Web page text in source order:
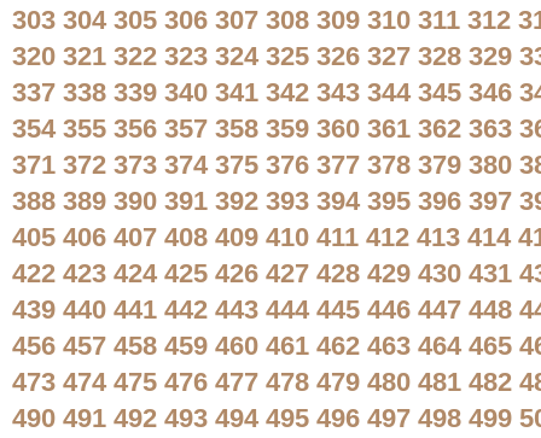
303 304 305 306 307 308 309 310 311 312
320 321 322 323 324 325 326 327 328 329
337 338 339 340 341 342 343 344 345 346
354 355 356 357 358 359 360 361 362 363
371 372 373 374 375 376 377 378 379 380
388 389 390 391 392 393 394 395 396 397
405 406 407 408 409 410 411 412 413 414
422 423 424 425 426 427 428 429 430 431
439 440 441 442 443 444 445 446 447 448
456 457 458 459 460 461 462 463 464 465
473 474 475 476 477 478 479 480 481 482
490 491 492 493 494 495 496 497 498 499